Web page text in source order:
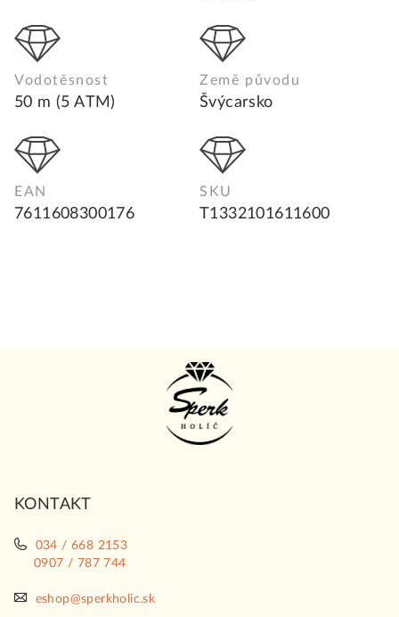
Vodotěsnost
50 m (5 ATM)
Země původu
Švýcarsko
EAN
7611608300176
SKU
T1332101611600
KONTAKT
034 / 668 2153
0907 / 787 744
eshop@sperkholic.sk